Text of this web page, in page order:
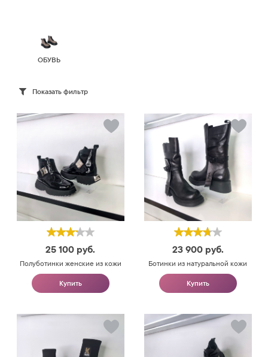
ОБУВЬ
Показать фильтр
25 100 руб.
Полуботинки женские из кожи
Купить
23 900 руб.
Ботинки из натуральной кожи
Купить